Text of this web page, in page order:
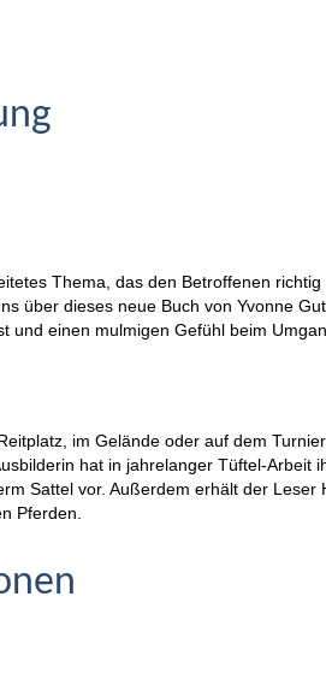
Thema, das den Betroffenen
über dieses neue Buch von Yvonne
und einen mulmigen Gefühl beim
im Gelände oder auf dem
hat in jahrelanger Tüftel-
Sattel vor. Außerdem erhält der
Pferden.